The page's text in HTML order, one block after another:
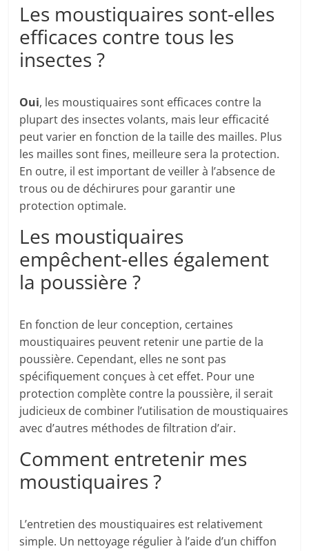
Les moustiquaires sont-elles
efficaces contre tous les
insectes ?
Oui, les moustiquaires sont efficaces contre la
plupart des insectes volants, mais leur efficacité
peut varier en fonction de la taille des mailles. Plus
les mailles sont fines, meilleure sera la protection.
En outre, il est important de veiller à l’absence de
trous ou de déchirures pour garantir une
protection optimale.
Les moustiquaires
empêchent-elles également
la poussière ?
En fonction de leur conception, certaines
moustiquaires peuvent retenir une partie de la
poussière. Cependant, elles ne sont pas
spécifiquement conçues à cet effet. Pour une
protection complète contre la poussière, il serait
judicieux de combiner l’utilisation de moustiquaires
avec d’autres méthodes de filtration d’air.
Comment entretenir mes
moustiquaires ?
L’entretien des moustiquaires est relativement
simple. Un nettoyage régulier à l’aide d’un chiffon